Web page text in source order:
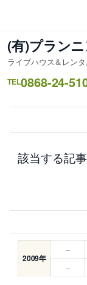
を
ス
キ
ッ
(有)プラン
ライブハウス＆レンタ
TEL0868-24-
該当する記
2009年
–
–